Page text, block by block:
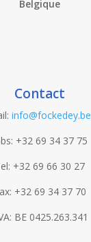
Belgique
Contact
info@fockedey.be
+32 69 34 37 75
+32 69 66 30 27
+32 69 34 37 70
BE 0425.263.341